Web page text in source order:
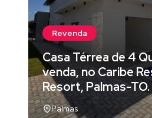
Revenda
Casa Térrea de 4
venda, no Caribe
Resort, Palmas-TO.
Palmas